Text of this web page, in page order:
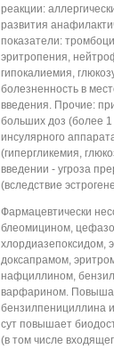
реакции:
развития
показатели:
эритропения,
гипокалиемия,
болезненность в
введения. Прочие:
больших доз (более 1
инсулярного
(гипергликемия,
введении - угроза
(вследствие
Фармацевтически
блеомицином,
хлордиазепоксидом,
доксапрамом,
нафциллином,
варфарином.
бензилпенициллина
сут повышает
(в том числе